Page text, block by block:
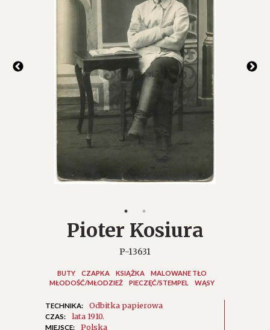
Pioter Kosiura
P-13631
BUTY CZAPKA KSIĄŻKA
MALOWANE TŁO
MŁODOŚĆ/MŁODZIEŻ
PIECZĘĆ/STEMPEL WĄSY
TECHNIKA: Odbitka papierowa
CZAS: lata 1910.
MIEJSCE: Polska